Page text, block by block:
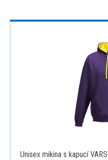
Unisex mikina s kapucí